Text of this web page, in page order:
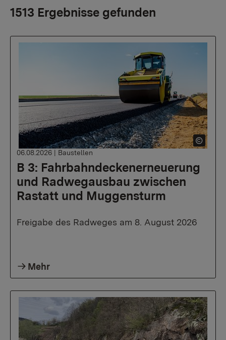
1513 Ergebnisse gefunden
B 3: Fahrbahndeckenerneuerung
und Radwegausbau zwischen
Rastatt und Muggensturm
06.08.2026 | Baustellen
Freigabe des Radweges am 8. August 2026
Mehr